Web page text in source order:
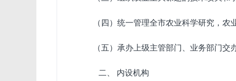
（四）统一管理全市农业科学研究，农
（五）承办上级主管部门、业务部门交
二、 内设机构